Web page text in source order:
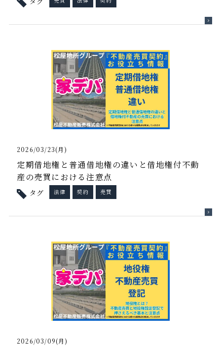
2026/03/23(月)
定期借地権と普通借地権の違いと借地権付不動
産の売買における注意点
タグ 法律 契約 売買
2026/03/09(月)